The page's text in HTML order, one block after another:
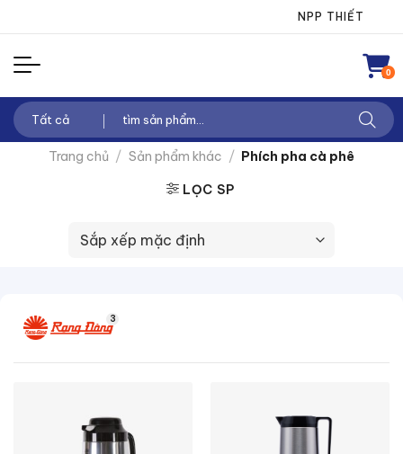
nội
dung
NPP THIẾT BỊ
0
Tìm
kiếm:
Trang chủ / Sản phẩm khác / Phích pha cà phê
LỌC SP
3